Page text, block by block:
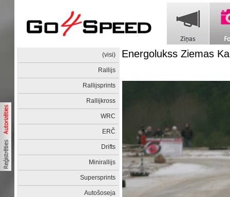
(visi)
Rallijs
Rallijsprints
Rallijkross
WRC
ERČ
Drifts
Minirallijs
Supersprints
Autošoseja
Energolukss Ziemas